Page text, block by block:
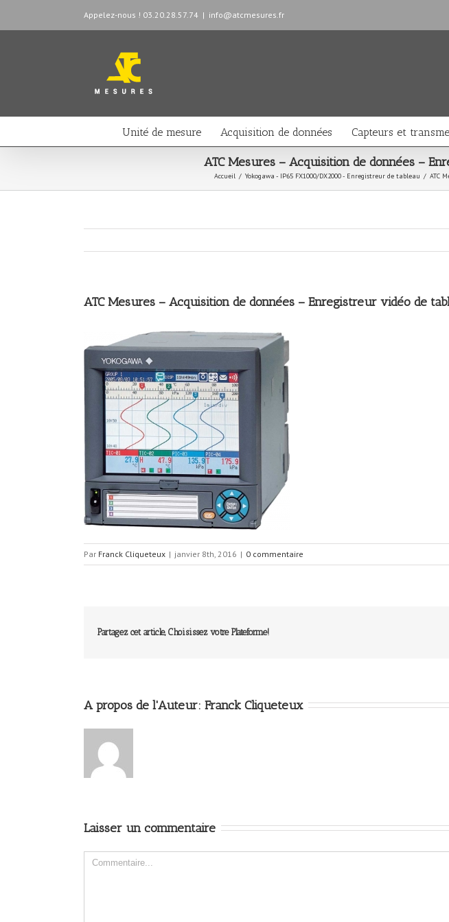
Appelez-nous ! 03.20.28.57.74 | info@atcmesures.fr
Unité de mesure Acquisition de données Capteurs et
ATC Mesures – Acquisition de données –
Accueil / Yokogawa - IP65 FX1000/DX2000 - Enregistreur de tableau / ATC
ATC Mesures – Acquisition de données – Enregistreur vidéo de
Par Franck Cliqueteux | janvier 8th, 2016 | 0 commentaire
Partagez cet article, Choisissez votre Plateforme!
A propos de l'Auteur: Franck Cliqueteux
Laisser un commentaire